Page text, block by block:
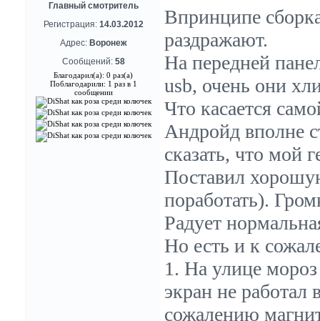
Главный смотритель
Регистрация: 14.03.2012
Адрес: Воронеж
Сообщений: 58
Благодарил(а): 0 раз(а)
Поблагодарили: 1 раз в 1
сообщении
Впринципе
раздражают.
На передней
usb, очень они
Что касается
Андройд вполне
сказать, что мой
Поставил
поработать).
Радует
Но есть и к
1. На улице мороз
экран не
сожалению